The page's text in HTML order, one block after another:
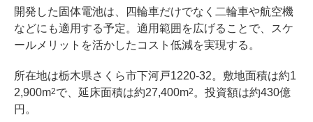
開発した固体電池は、四輪車だけでなく二輪車や航空機
などにも適用する予定。適用範囲を広げることで、スケ
ールメリットを活かしたコスト低減を実現する。
所在地は栃木県さくら市下河戸1220-32。敷地面積は約1
2,900m2で、延床面積は約27,400m2 。投資額は約430億
円。